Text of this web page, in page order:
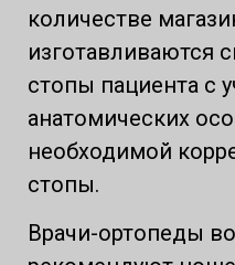
количестве
изготавливаются
стопы пациента с
анатомических
необходимой
стопы.
Врачи-ортопеды